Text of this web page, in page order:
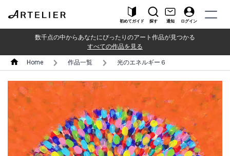
初めてガイド 探す 通知 ログイン
数千点の中からあなたにぴったりのアート作品が見つかる
すべての作品を見る
Home 作品一覧 光のエネルギー６